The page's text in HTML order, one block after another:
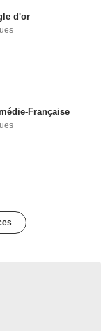
d'or
Française